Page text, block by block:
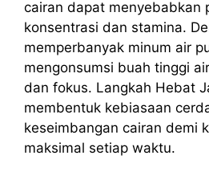
cairan dapat menyebabkan
konsentrasi dan stamina.
memperbanyak minum air
mengonsumsi buah tinggi
dan fokus. Langkah Hebat
membentuk kebiasaan
keseimbangan cairan demi
maksimal setiap waktu.